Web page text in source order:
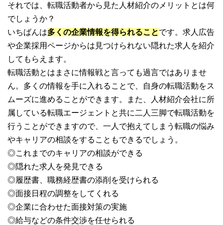
それでは、転職活動者から見た人材紹介のメリットとは何
でしょうか？
いちばんは多くの企業情報を得られることです。求人広告
や企業採用ページからは見つけられない隠れた求人を紹介
してもらえます。
転職活動とはまさに情報戦と言っても過言ではありませ
ん。多くの情報を手に入れることで、自身の転職活動をス
ムーズに進めることができます。また、人材紹介会社に所
属している転職エージェントと共に二人三脚で転職活動を
行うことができますので、一人で抱えてしまう転職の悩み
やキャリアの相談をすることもできるでしょう。
◎これまでのキャリアの相談ができる
◎隠れた求人を発見できる
◎履歴書、職務経歴書の添削を受けられる
◎面接日程の調整をしてくれる
◎企業に合わせた面接対策の実施
◎給与などの条件交渉を任せられる